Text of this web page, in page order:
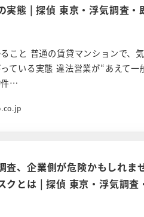
実態 | 探偵 東京・浮気調査
こと 普通の賃貸マンションで、
ている実態 違法営業が“あえて
件…
査、企業側が危険かもしれま
クとは | 探偵 東京・浮気調